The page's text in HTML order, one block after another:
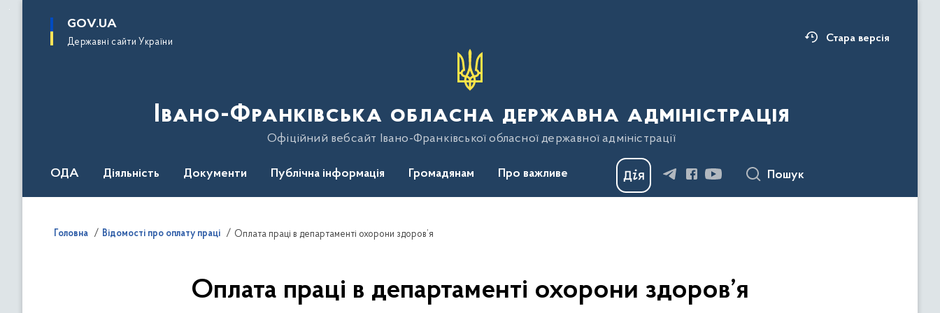
основного
GOV.UA
Державні сайти України Стара версія
Івано-Франківська обласна державна адміністрація
Офіційний вебсайт Івано-Франківської обласної державної адміністрації
ОДА Діяльність Документи Публічна інформація Громадянам Про важливе Пошук
Головна Відомості про оплату праці Оплата праці в департаменті охорони здоров’я
Оплата праці в департаменті охорони здоров’я